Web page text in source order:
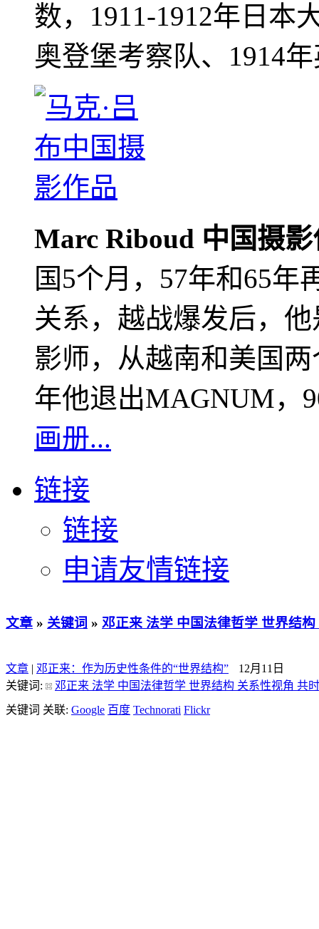
数，1911-1912年日本
奥登堡考察队、1914
Marc Riboud 中国摄
国5个月，57年和65年
关系，越战爆发后，
影师，从越南和美国
年他退出MAGNUM，
画册...
链接
链接
申请友情链接
文章 » 关键词 » 邓正来 法学 中国法律哲学 世界结
文章 | 邓正来：作为历史性条件的“世界结构”
12月11日
关键词:
邓正来 法学 中国法律哲学 世界结构 关系性视角 共
关键词 关联: Google 百度 Technorati Flickr